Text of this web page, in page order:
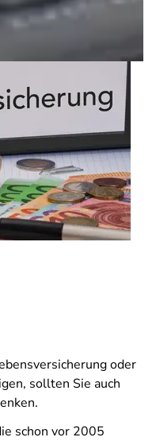
oder
sollten Sie auch
schon vor 2005